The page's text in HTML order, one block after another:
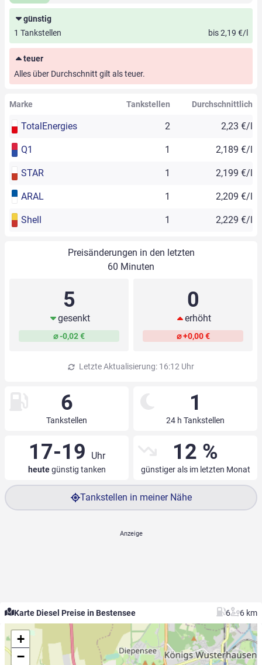
günstig
1 Tankstellen
bis 2,19 €/l
teuer
Alles über Durchschnitt gilt als teuer.
Marke Tankstellen Durchschnittlich
TotalEnergies 2 2,23 €/l
Q1 1 2,189 €/l
STAR 1 2,199 €/l
ARAL 1 2,209 €/l
Shell 1 2,229 €/l
Preisänderungen in den letzten
60 Minuten
5
gesenkt
⌀ -0,02 €
0
erhöht
⌀ +0,00 €
Letzte Aktualisierung: 16:12 Uhr
6
Tankstellen
1
24 h Tankstellen
17-19 Uhr
heutegünstig tanken
12 %
günstiger als im letzten Monat
Tankstellen in meiner Nähe
Karte Diesel Preise in Bestensee 6 6 km
+
−